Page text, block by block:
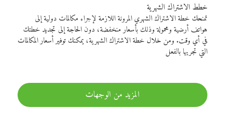
خطط الاشتراك الشهرية
تمنحك خطة الاشتراك الشهري المرونة اللازمة لإجراء مكالمات دولية إلى
هواتف أرضية ومحمولة وذلك بأسعار منخفضة، دون الحاجة إلى تجديد خطتك
في أي وقت. ومن خلال خطة الاشتراك الشهرية، يمكنك توفير أسعار المكالمات
التي تجريها بالفعل
المزيد من الوجهات